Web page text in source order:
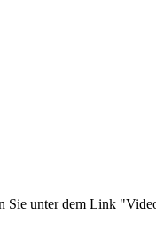
Sie unter dem Link